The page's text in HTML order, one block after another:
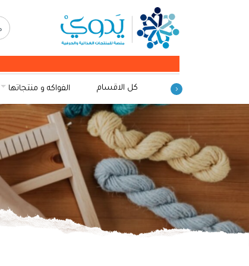
كل الاقسام الفواكه و منتجاتها